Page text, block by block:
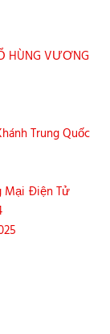
HÙNG VƯƠNG
Trung Quốc
Mại Điện Tử